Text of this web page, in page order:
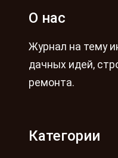
О нас
Журнал на тему
дачных идей,
ремонта.
Категории